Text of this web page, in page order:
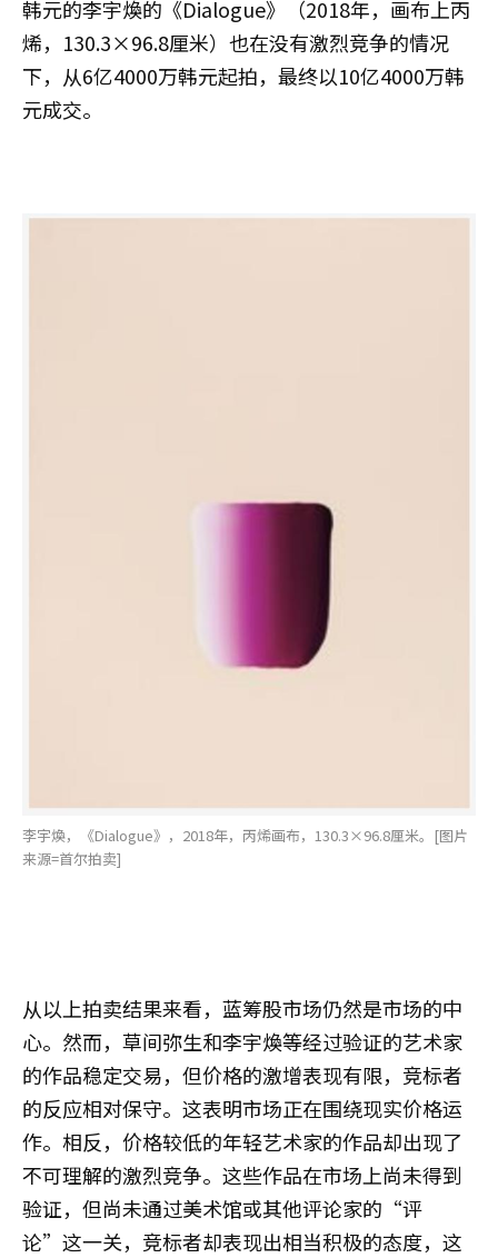
韩元的李宇煥的《Dialogue》（2018年，画布上丙
烯，130.3×96.8厘米）也在没有激烈竞争的情况
下，从6亿4000万韩元起拍，最终以10亿4000万韩
元成交。
李宇煥，《Dialogue》，2018年，丙烯画布，130.3×96.8厘米。[图片
来源=首尔拍卖]
从以上拍卖结果来看，蓝筹股市场仍然是市场的中
心。然而，草间弥生和李宇煥等经过验证的艺术家
的作品稳定交易，但价格的激增表现有限，竞标者
的反应相对保守。这表明市场正在围绕现实价格运
作。相反，价格较低的年轻艺术家的作品却出现了
不可理解的激烈竞争。这些作品在市场上尚未得到
验证，但尚未通过美术馆或其他评论家的“评
论”这一关，竞标者却表现出相当积极的态度，这